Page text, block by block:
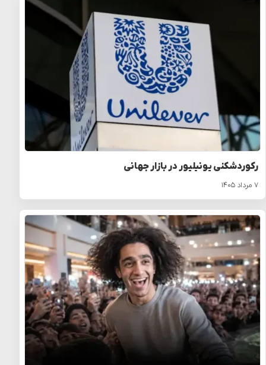
رکوردشکنی یونیلیور در بازار جهانی
۷ مرداد ۱۴۰۵